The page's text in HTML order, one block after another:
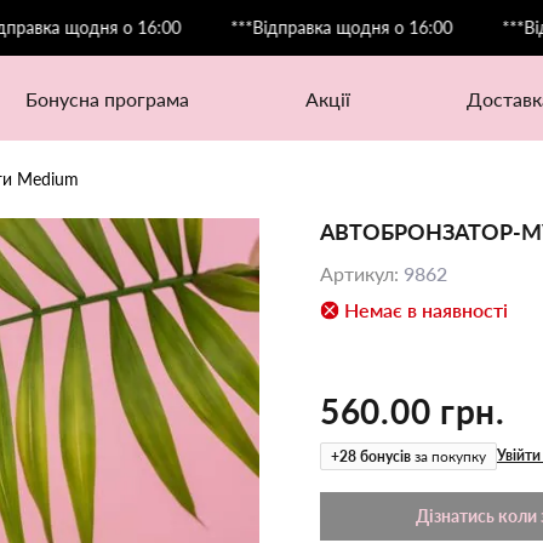
щодня о 16:00 ***Відправка щодня о 16:00
бонусна програма акції
Medium
АВТОБРОНЗАТОР-
Артикул: 9862
Немає в наявності
560.00 грн.
+28 бонусів за покупку
Дізнатись коли